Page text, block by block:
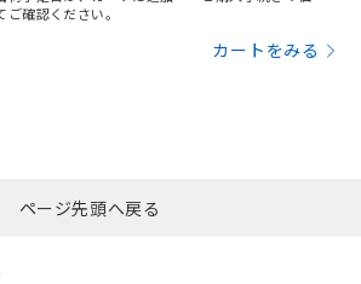
確認ください。
カートをみる
ページ先頭へ戻る